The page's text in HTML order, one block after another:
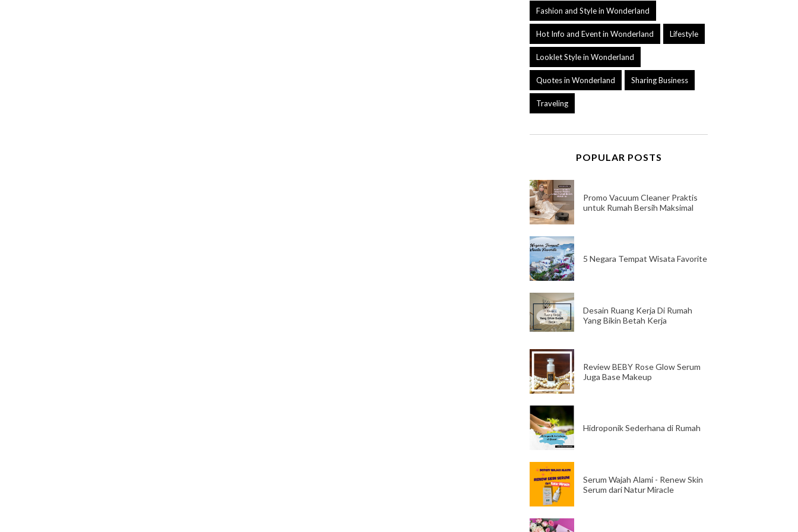
Fashion and Style in Wonderland
Hot Info and Event in Wonderland Lifestyle
Looklet Style in Wonderland
Quotes in Wonderland Sharing Business
Traveling
POPULAR POSTS
Promo Vacuum Cleaner Praktis
untuk Rumah Bersih Maksimal
5 Negara Tempat Wisata Favorite
Desain Ruang Kerja Di Rumah
Yang Bikin Betah Kerja
Review BEBY Rose Glow Serum
Juga Base Makeup
Hidroponik Sederhana di Rumah
Serum Wajah Alami - Renew Skin
Serum dari Natur Miracle